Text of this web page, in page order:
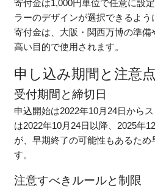
寄付金は1,000円単位で任意に設
ラーのデザインが選択できるよう
寄付金は、大阪・関西万博の準
高い目的で使用されます。
申し込み期間と注意点
受付期間と締切日
申込開始は2022年10月24日から
は2022年10月24日以降、2025年
が、早期終了の可能性もあるため
す。
注意すべきルールと制限